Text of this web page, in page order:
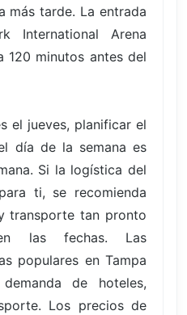
más tarde. La entrada
International Arena
120 minutos antes del
el jueves, planificar el
día de la semana es
Si la logística del
ti, se recomienda
transporte tan pronto
las fechas. Las
populares en Tampa
de hoteles,
Los precios de